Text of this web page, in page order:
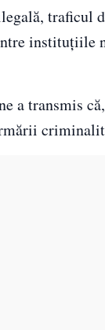
traficul
instituțiile
a transmis